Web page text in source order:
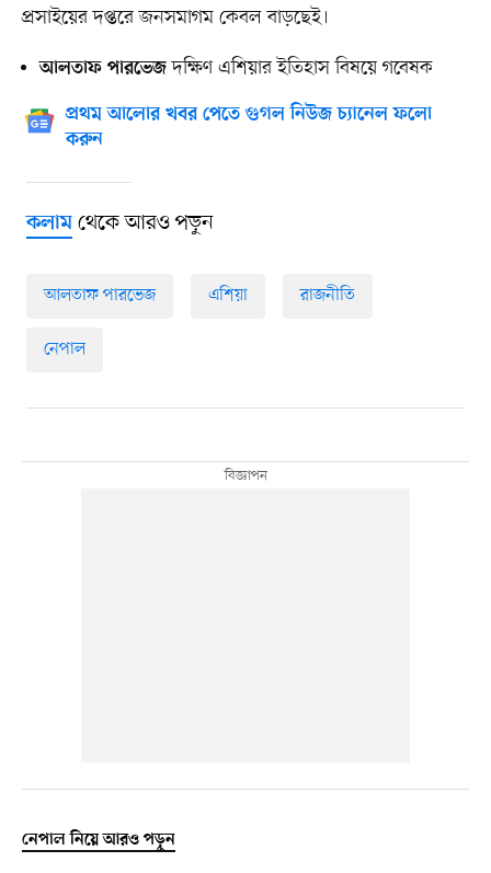
প্রসাইয়ের দপ্তরে জনসমাগম কেবল বাড়ছেই।
আলতাফ পারভেজদক্ষিণ এশিয়ার ইতিহাস বিষয়ে গবেষক
প্রথম আলোর খবর পেতে গুগল নিউজ চ্যানেল ফলো
করুন
কলামথেকে আরও পড়ুন
আলতাফ পারভেজ এশিয়া রাজনীতি
নেপাল
নেপাল নিয়ে আরও পড়ুন